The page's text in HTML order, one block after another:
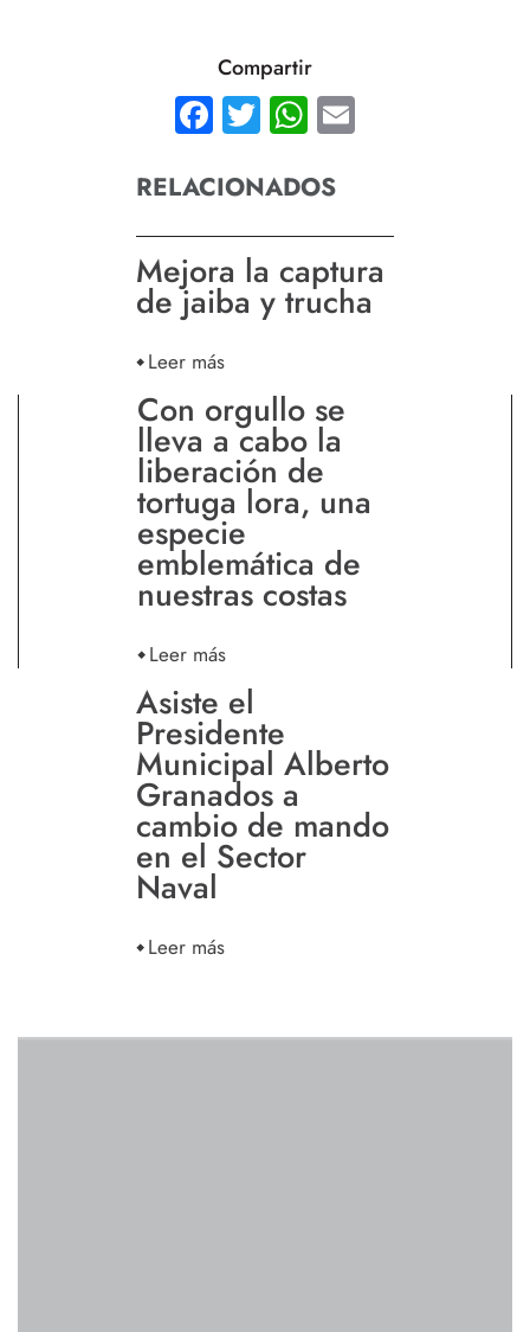
Compartir
Facebook
TwitterWhatsApp
RELACIONADOS
Mejora la captura
de jaiba y trucha
Leer más
Con orgullo se
lleva a cabo la
liberación de
tortuga lora, una
especie
emblemática de
nuestras costas
Leer más
Asiste el
Presidente
Municipal Alberto
Granados a
cambio de mando
en el Sector
Naval
Leer más